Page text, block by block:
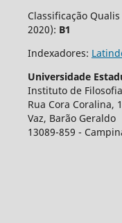
Classificação
2020): B1
Indexadores:
Universidade
Instituto de
Rua Cora Coralina,
Vaz, Barão Geraldo
13089-859 -